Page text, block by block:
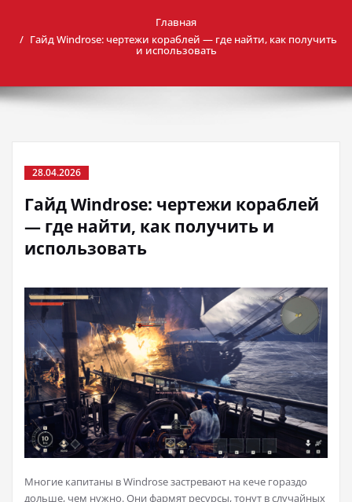
Главная
Гайд Windrose: чертежи кораблей — где найти, как получить
и использовать
28.04.2026
Гайд Windrose: чертежи кораблей
— где найти, как получить и
использовать
Многие капитаны в Windrose застревают на кече гораздо
дольше, чем нужно. Они фармят ресурсы, тонут в случайных